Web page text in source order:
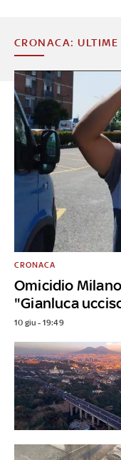
CRONACA:
Omicidio
"Gianluca
CRONACA
10 giu - 19:49